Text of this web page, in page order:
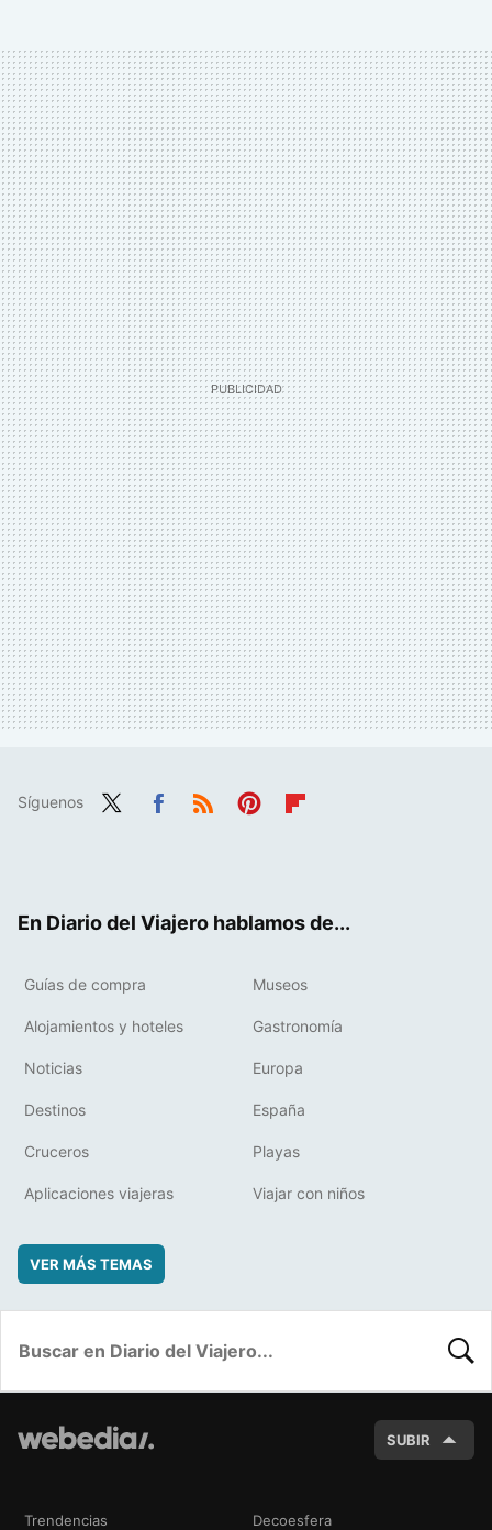
Síguenos
En Diario del Viajero hablamos de...
Guías de compra Museos
Alojamientos y hoteles Gastronomía
Noticias Europa
Destinos España
Cruceros Playas
Aplicaciones viajeras Viajar con niños
VER MÁS TEMAS
SUBIR
Trendencias Decoesfera